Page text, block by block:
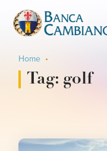
Home
Tag: golf